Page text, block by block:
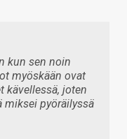
kun sen noin
myöskään ovat
kävellessä, joten
miksei pyöräilyssä